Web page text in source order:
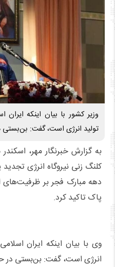
وزیر کشور با بیان اینکه
تولید انرژی است، گفت: بن‌بستی
به گزارش خبرنگار مهر،
کلنگ زنی نیروگاه انرژی تجدید
دهه مبارک فجر بر ظرفیت‌های
پاک تاکید کرد.
وی با بیان اینکه ایران
انرژی است، گفت: بن‌بستی در